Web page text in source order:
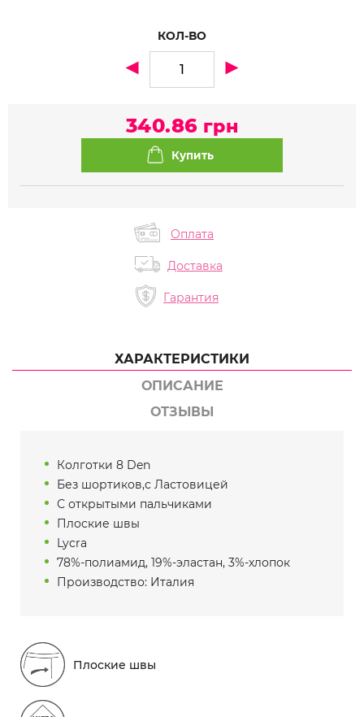
КОЛ-ВО
340.86 грн
Оплата
Доставка
Гарантия
ХАРАКТЕРИСТИКИ
ОПИСАНИЕ
ОТЗЫВЫ
Колготки 8 Den
Без шортиков,с Ластовицей
С открытыми пальчиками
Плоские швы
Lycra
78%-полиамид, 19%-эластан, 3%-хлопок
Производство: Италия
Плоские швы